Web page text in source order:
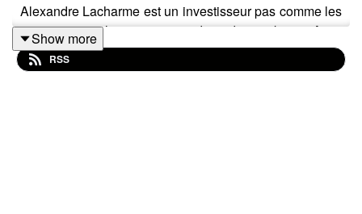
Alexandre Lacharme est un investisseur pas comme les
autres puisqu'il n'investit que dans des parkings. Avec
91 places de parking à son actif aujourd'hui, il va nous
expliquer pourquoi ce choix d'investissement et quels
Show more
RSS